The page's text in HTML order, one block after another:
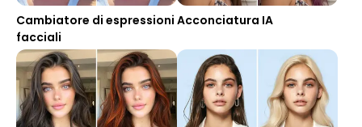
Cambiatore di espressioni
facciali
Acconciatura IA